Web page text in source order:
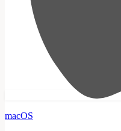
macOS